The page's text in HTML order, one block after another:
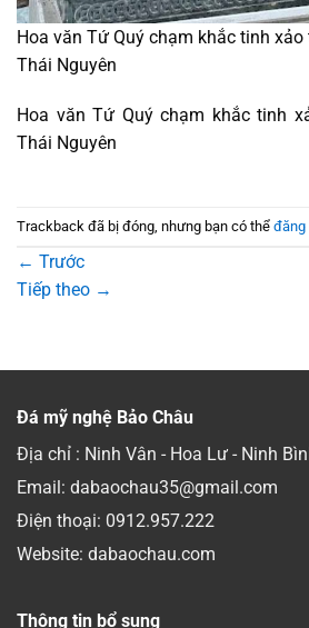
Hoa văn Tứ Quý chạm khắc tinh
Thái Nguyên
Hoa văn Tứ Quý chạm khắc tinh
Thái Nguyên
Trackback đã bị đóng, nhưng bạn có thể đăng
← Trước
Tiếp theo →
Đá mỹ nghệ Bảo Châu
Địa chỉ : Ninh Vân - Hoa Lư - Ninh
Email: dabaochau35@gmail.com
Điện thoại: 0912.957.222
Website: dabaochau.com
Thông tin bổ sung